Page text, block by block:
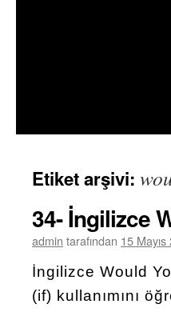
Etiket arşivi:
34- İngilizce
admin tarafından 15
İngilizce Would
(if) kullanımını